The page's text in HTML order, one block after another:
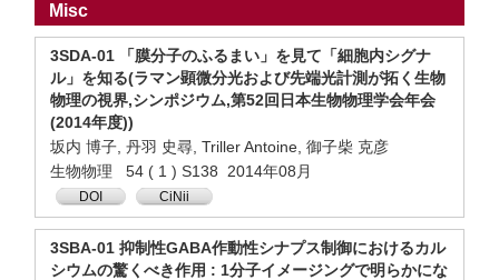
Misc
3SDA-01 「膜分子のふるまい」を見て「細胞内シグナ
ル」を知る(ラマン顕微分光および先端光計測が拓く生物
物理の視界,シンポジウム,第52回日本生物物理学会年会
(2014年度))
坂内 博子, 丹羽 史尋, Triller Antoine, 御子柴 克彦
生物物理 54 ( 1 ) S138 2014年08月
DOI CiNii
3SBA-01 抑制性GABA作動性シナプス制御におけるカル
シウムの驚くべき作用 : 1分子イメージングで明らかにな